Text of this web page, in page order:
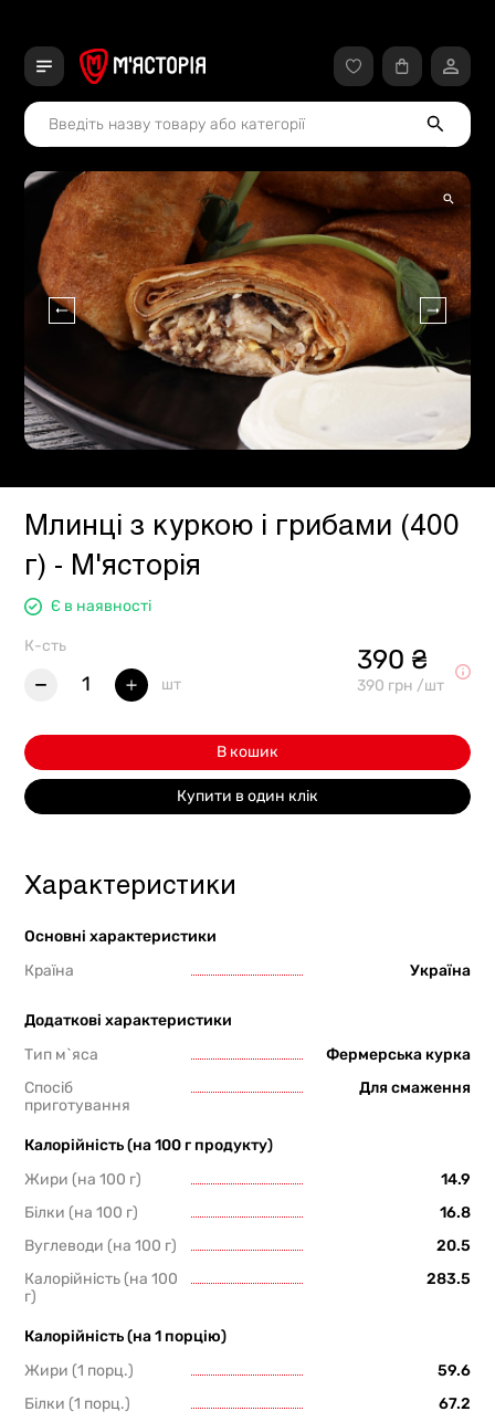
Млинці з куркою і грибами (400
г) - М'ясторія
Є в наявності
К-сть
1 шт
390 ₴
390 грн /шт
В кошик
Купити в один клік
Характеристики
Основні характеристики
Країна
Україна
Додаткові характеристики
Тип м`яса
Фермерська курка
Спосіб
приготування
Для смаження
Калорійність (на 100 г продукту)
Жири (на 100 г)
14.9
Білки (на 100 г)
16.8
Вуглеводи (на 100 г)
20.5
Калорійність (на 100
г)
283.5
Калорійність (на 1 порцію)
Жири (1 порц.)
59.6
Білки (1 порц.)
67.2